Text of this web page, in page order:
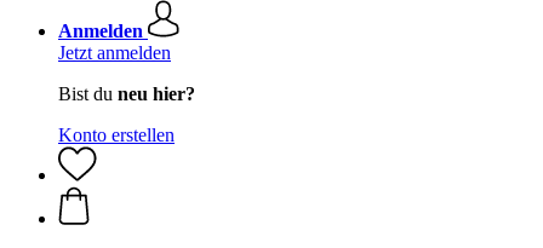
Anmelden
Jetzt anmelden
Bist du neu hier?
Konto erstellen